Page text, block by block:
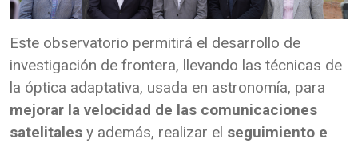
Este observatorio permitirá el desarrollo de
investigación de frontera, llevando las técnicas de
la óptica adaptativa, usada en astronomía, para
mejorar la velocidad de las comunicaciones
satelitales y además, realizar el seguimiento e